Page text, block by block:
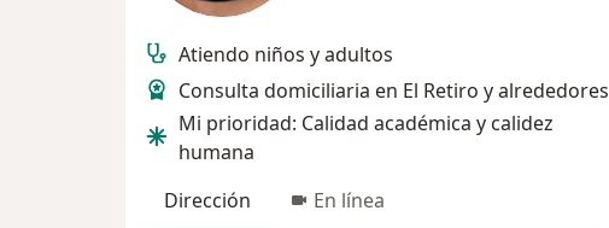
Atiendo niños y adultos
Consulta domiciliaria en El Retiro y alrededores
Mi prioridad: Calidad académica y calidez
humana
Dirección
En línea